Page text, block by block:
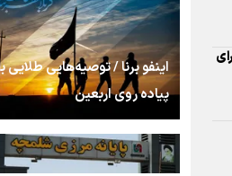
اشک
جمله‌ای که بغض
را شکست؛ «آهای
تهران رفتند»
سه حسرتی که به
اینفو برنا / توصیه‌هایی طلایی
پیاده روی اربعین